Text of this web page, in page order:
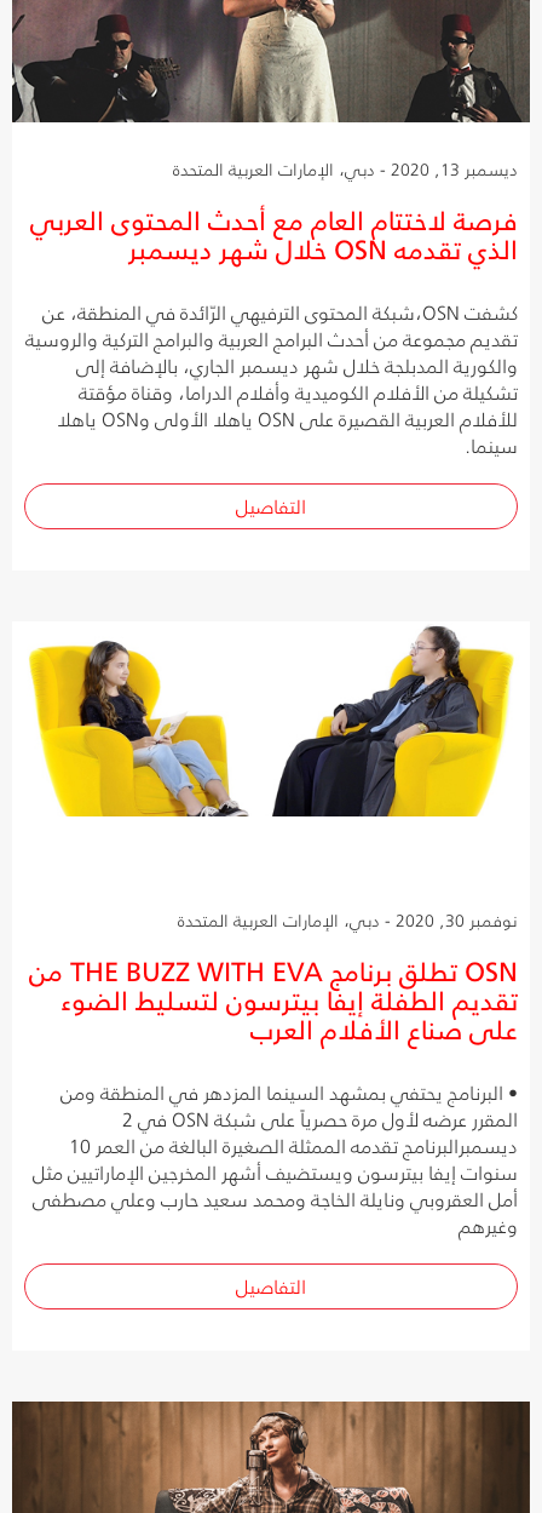
ديسمبر 13, 2020 - دبي، الإمارات العربية المتحدة
فرصة لاختتام العام مع أحدث المحتوى العربي
الذي تقدمه OSN خلال شهر ديسمبر
كشفت OSN،شبكة المحتوى الترفيهي الرّائدة في المنطقة، عن
تقديم مجموعة من أحدث البرامج العربية والبرامج التركية والروسية
والكورية المدبلجة خلال شهر ديسمبر الجاري، بالإضافة إلى
تشكيلة من الأفلام الكوميدية وأفلام الدراما، وقناة مؤقتة
للأفلام العربية القصيرة على OSN ياهلا الأولى وOSN ياهلا
سينما.
التفاصيل
نوفمبر 30, 2020 - دبي، الإمارات العربية المتحدة
OSN تطلق برنامج THE BUZZ WITH EVA من
تقديم الطفلة إيفا بيترسون لتسليط الضوء
على صناع الأفلام العرب
• البرنامج يحتفي بمشهد السينما المزدهر في المنطقة ومن
المقرر عرضه لأول مرة حصرياً على شبكة OSN في 2
ديسمبرالبرنامج تقدمه الممثلة الصغيرة البالغة من العمر 10
سنوات إيفا بيترسون ويستضيف أشهر المخرجين الإماراتيين مثل
أمل العقروبي ونايلة الخاجة ومحمد سعيد حارب وعلي مصطفى
وغيرهم
التفاصيل